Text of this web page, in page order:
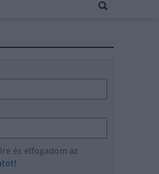
és elfogadom az